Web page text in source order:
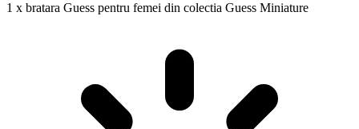
1 x bratara Guess pentru femei din colectia Guess Miniature